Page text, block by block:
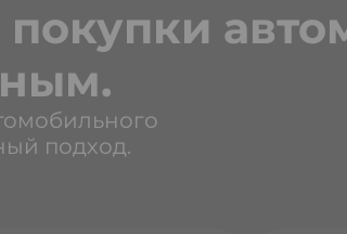
подход.